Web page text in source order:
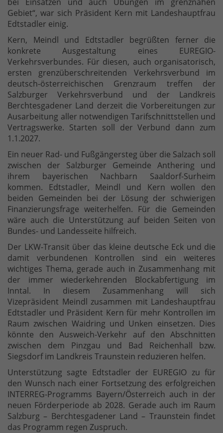
Gebiet“, war sich Präsident Kern mit Landeshauptfrau
Edtstadler einig.
Kern, Meindl und Edtstadler begrüßten ferner die
konkrete Ausgestaltung eines EUREGIO-
Verkehrsverbundes. Für diesen, auch organisatorisch,
ersten grenzüberschreitenden Verkehrsverbund im
deutsch-österreichischen Grenzraum treffen der
Salzburger Verkehrsverbund und der Landkreis
Berchtesgadener Land derzeit die Vorbereitungen zur
Ausarbeitung aller notwendigen Tarifschnittstellen und
Vertragswerke. Starten soll der Verbund dann zum
1.1.2027.
Ein neuer Rad- und Fußgängersteg über die Salzach soll
zwischen der Salzburger Gemeinde Anthering und
ihrem bayerischen Nachbarn Saaldorf-Surheim
kommen. Edtstadler, Meindl und Kern wollen den
beiden Gemeinden bei der Lösung der schwierigen
Finanzierungsfrage weiterhelfen. Für die Gemeinden
wäre auch die Unterstützung auf beiden Seiten von
Bundes- und Landesseite hilfreich.
Der LKW-Transit über das kleine deutsche Eck und die
damit verbundenen Kontrollen sind ein weiteres
wichtiges Thema, gerade auch in Zusammenhang mit
der immer wiederkehrenden Blockabfertigung im
Inntal. In diesem Zusammenhang will sich
Vizepräsident Meindl zusammen mit Landeshauptfrau
Edtstadler und Präsident Kern für mehr Kontrollen im
Raum zwischen Waidring und Unken einsetzen. Dies
könnte den Ausweich-Verkehr auf den Abschnitten
zwischen dem Pinzgau und Bad Reichenhall bzw.
Siegsdorf im Landkreis Traunstein reduzieren helfen.
Unterstützung sagte Edtstadler der EUREGIO zu für
den Wunsch nach einer Fortsetzung des erfolgreichen
INTERREG-Programms Bayern/Österreich auch in der
neuen Förderperiode ab 2028. Gerade auch im Raum
Salzburg – Berchtesgadener Land – Traunstein findet
das Programm regen Zuspruch.